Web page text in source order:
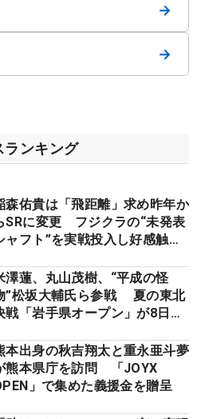
→
→
ランキング
森佑貴は「飛距離」求め昨年か
SRに変更 フジクラの“未発表
ャフト”を実戦投入し好感触
のヒトネタ！】
澤蓮、丸山茂樹、“平成の怪
”松坂大輔氏ら参戦 夏の東北
戦「岩手県オープン」が8日開
本出身の秋吉翔太と重永亜斗夢
熊本県庁を訪問 「JOYX
」で集めた義援金を贈呈